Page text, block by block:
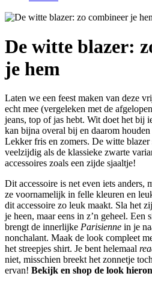
De witte blazer:
je hem
Laten we een feest maken van deze
echt mee (vergeleken met de
jeans, top of jas hebt. Wit doet het bij
kan bijna overal bij en daarom
Lekker fris en zomers. De witte blazer
veelzijdig als de klassieke zwarte
accessoires zoals een zijde sjaaltje!
Dit accessoire is net even iets anders,
ze voornamelijk in felle kleuren en
dit accessoire zo leuk maakt. Sla het
je heen, maar eens in z’n geheel. Een
brengt de innerlijke Parisienne in je
nonchalant. Maak de look compleet
het streepjes shirt. Je bent helemaal
niet, misschien breekt het zonnetje
ervan! Bekijk en shop de look